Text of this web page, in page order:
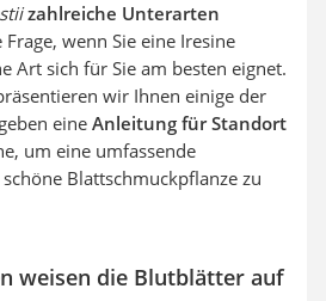
zahlreiche Unterarten
wenn Sie eine Iresine
Art sich für Sie am besten eignet.
wir Ihnen einige der
eine Anleitung für Standort
um eine umfassende
Blattschmuckpflanze zu
weisen die Blutblätter auf